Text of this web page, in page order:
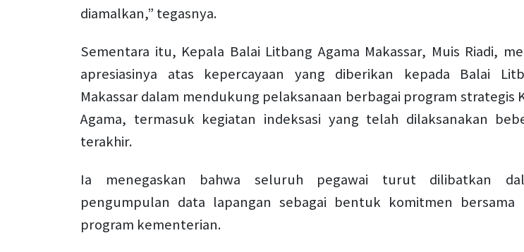
diamalkan,” tegasnya.
Sementara itu, Kepala Balai Litbang Agama Makassar, Muis Riadi,
apresiasinya atas kepercayaan yang diberikan kepada Balai
Makassar dalam mendukung pelaksanaan berbagai program strategis
Agama, termasuk kegiatan indeksasi yang telah dilaksanakan
terakhir.
Ia menegaskan bahwa seluruh pegawai turut dilibatkan
pengumpulan data lapangan sebagai bentuk komitmen bersama
program kementerian.